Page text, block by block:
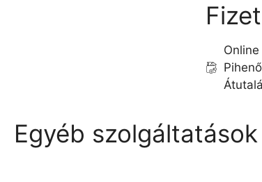
Egyéb szolgáltatások